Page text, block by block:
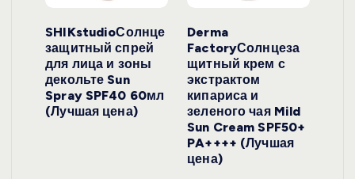
SHIKstudioСолнце
защитный спрей
для лица и зоны
декольте Sun
Spray SPF40 60мл
(Лучшая цена)
Derma
FactoryСолнцеза
щитный крем с
экстрактом
кипариса и
зеленого чая Mild
Sun Cream SPF50+
PA++++ (Лучшая
цена)